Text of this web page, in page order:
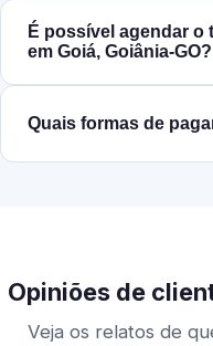
É possível agendar
em Goiá, Goiânia‑GO?
Quais formas de
Opiniões de
Veja os relatos de